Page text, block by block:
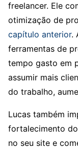
freelancer. Ele
otimização de
capítulo anterior.
ferramentas de
tempo gasto em
assumir mais
do trabalho,
Lucas também
fortalecimento
no seu site e